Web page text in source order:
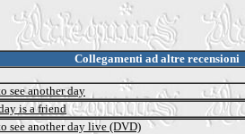
Collegamenti ad altre recensioni
see another day
is a friend
see another day live (DVD)